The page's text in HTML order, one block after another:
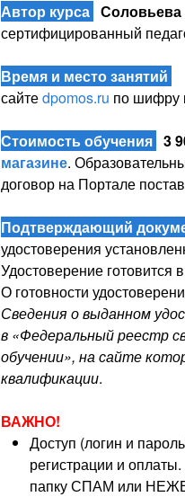
Автор курса Соловьева
сертифицированный
Время и место занятий
сайтеdpomos.ru по шифру
Стоимость обучения 3
магазине.
договор на Портале
Подтверждающий
удостоверения
Удостоверение готовится
О готовности
Сведения о выданном
в «Федеральный реестр
обучении», на сайте
квалификации.
ВАЖНО!
Доступ (логин и
регистрации и
папку СПАМ или